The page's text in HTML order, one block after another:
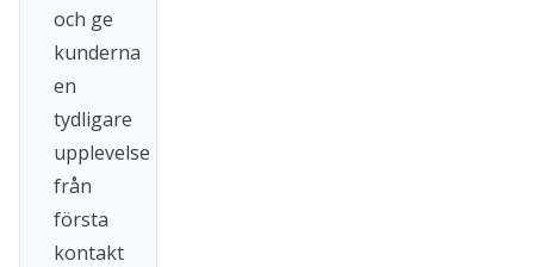
och ge
kunderna
en
tydligare
upplevelse
från
första
kontakt